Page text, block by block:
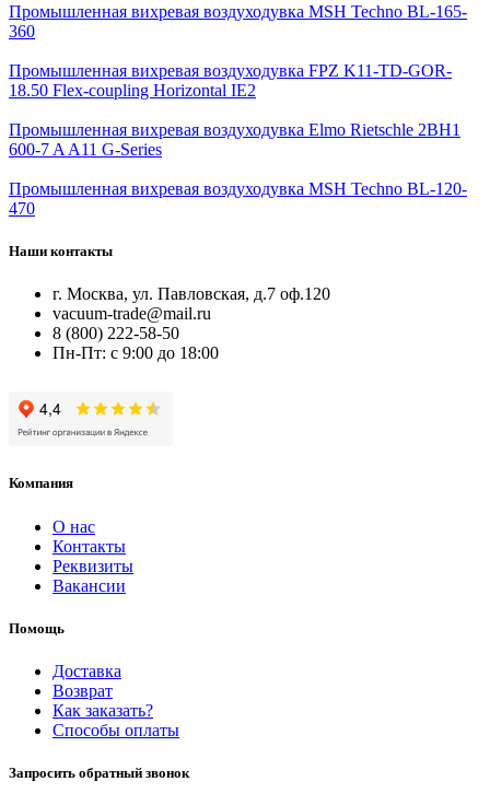
Промышленная вихревая воздуходувка MSH Techno BL-165-
360
Промышленная вихревая воздуходувка FPZ K11-TD-GOR-
18.50 Flex-coupling Horizontal IE2
Промышленная вихревая воздуходувка Elmo Rietschle 2BH1
600-7 A A11 G-Series
Промышленная вихревая воздуходувка MSH Techno BL-120-
470
Наши контакты
г. Москва, ул. Павловская, д.7 оф.120
vacuum-trade@mail.ru
8 (800) 222-58-50
Пн-Пт: с 9:00 до 18:00
Компания
О нас
Контакты
Реквизиты
Вакансии
Помощь
Доставка
Возврат
Как заказать?
Способы оплаты
Запросить обратный звонок